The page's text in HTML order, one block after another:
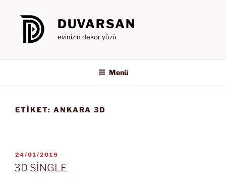
DUVARSAN
evinizin dekor yüzü
Menü
ETIKET: ANKARA 3D
YAYIM
TARIHI
24/01/2019
3D SİNGLE